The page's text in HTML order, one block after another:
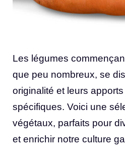
Les légumes
que peu nombreux, se
originalité et leurs
spécifiques. Voici une
végétaux, parfaits pour
et enrichir notre culture